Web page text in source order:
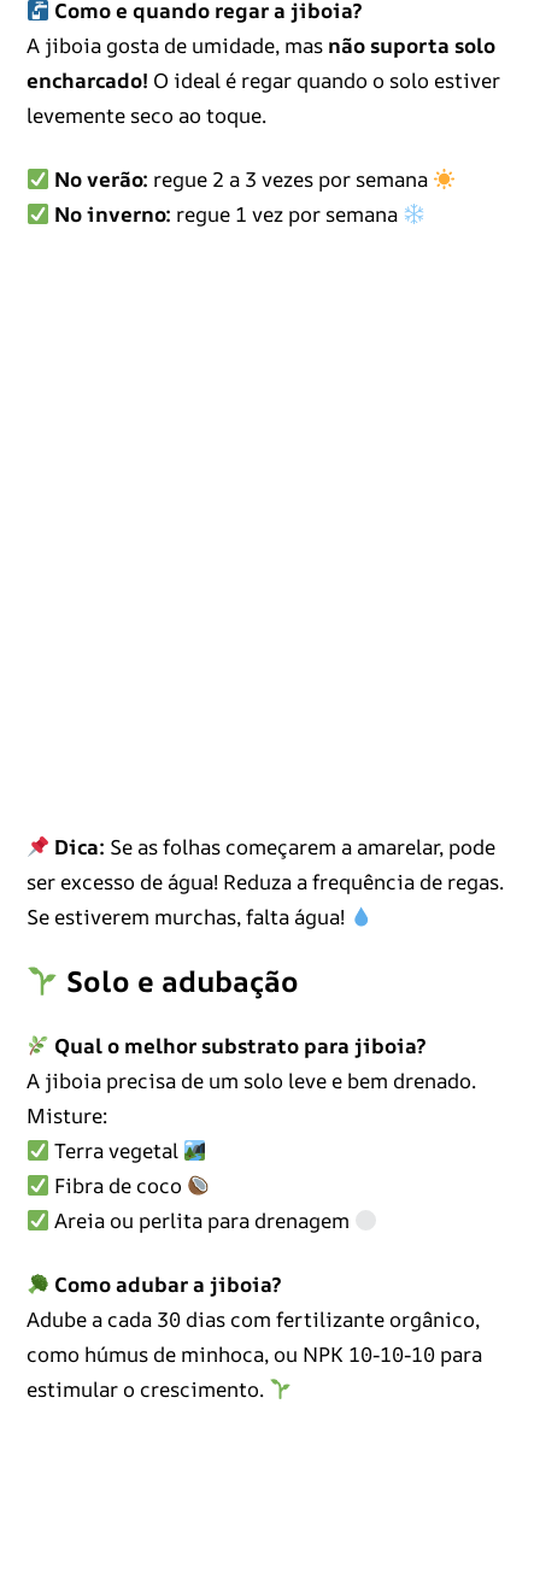
Como e quando regar a jiboia?
A jiboia gosta de umidade, mas não suporta solo
encharcado! O ideal é regar quando o solo estiver
levemente seco ao toque.
No verão: regue 2 a 3 vezes por semana
No inverno: regue 1 vez por semana
Dica: Se as folhas começarem a amarelar, pode
ser excesso de água! Reduza a frequência de regas.
Se estiverem murchas, falta água!
Solo e adubação
Qual o melhor substrato para jiboia?
A jiboia precisa de um solo leve e bem drenado.
Misture:
Terra vegetal
Fibra de coco
Areia ou perlita para drenagem
Como adubar a jiboia?
Adube a cada 30 dias com fertilizante orgânico,
como húmus de minhoca, ou NPK 10-10-10 para
estimular o crescimento.